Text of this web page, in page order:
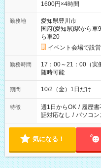
1600円×4時間
勤務地
愛知県豊川市
国府(愛知県)駅から車
ら車20
イベント会場で設
勤務時間
17：00～21：00（実働4時間） 休憩 なし
随時可能
期間 10/2（金）1日だけ
特徴 週1日からOK / 履歴書
話対応なし / パソコン
気になる！